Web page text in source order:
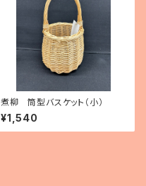
煮柳 筒型バスケット（小）
¥1,540